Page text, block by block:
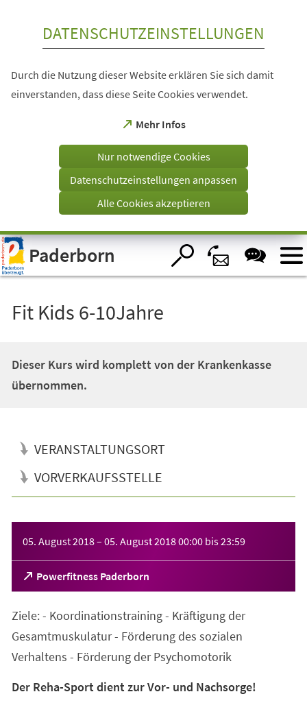
Visuelle
Assistenzsoftware
öffnen.
DATENSCHUTZEINSTELLUNGEN
Durch die Nutzung dieser Website erklären Sie sich damit
einverstanden, dass diese Seite Cookies verwendet.
Mehr Infos
(Öffnet
einem
Tab)
Nur notwendige Cookies
Datenschutzeinstellungen anpassen
Alle Cookies akzeptieren
Paderborn
Fit Kids 6-10Jahre
Dieser Kurs wird komplett von der Krankenkasse
übernommen.
VERANSTALTUNGSORT
VORVERKAUFSSTELLE
05. August 2018– 05. August 201800:00 bis23:59
Powerfitness Paderborn
(Öffnet
in
neuen
Ziele: - Koordinationstraining - Kräftigung der
Gesamtmuskulatur - Förderung des sozialen
Verhaltens - Förderung der Psychomotorik
Der Reha-Sport dient zur Vor- und Nachsorge!